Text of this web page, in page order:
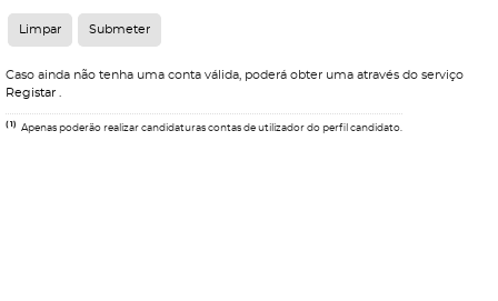
Caso ainda não tenha uma conta válida, poderá obter uma através do serviço
Registar
(1) Apenas poderão realizar candidaturas contas de utilizador do perfil candidato.